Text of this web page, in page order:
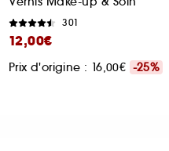
301
12,00€
Prix d'origine : 16,00€ -25%